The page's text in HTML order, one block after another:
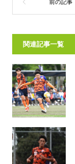
関連記事一覧